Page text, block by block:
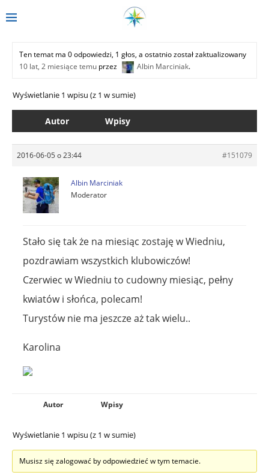
Ten temat ma 0 odpowiedzi, 1 głos, a ostatnio został zaktualizowany
10 lat, 2 miesiące temu przez Albin Marciniak.
Wyświetlanie 1 wpisu (z 1 w sumie)
Autor Wpisy
2016-06-05 o 23:44 #151079
Albin Marciniak
Moderator
Stało się tak że na miesiąc zostaję w Wiedniu,
pozdrawiam wszystkich klubowiczów!
Czerwiec w Wiedniu to cudowny miesiąc, pełny
kwiatów i słońca, polecam!
Turystów nie ma jeszcze aż tak wielu..
Karolina
Autor Wpisy
Wyświetlanie 1 wpisu (z 1 w sumie)
Musisz się zalogować by odpowiedzieć w tym temacie.